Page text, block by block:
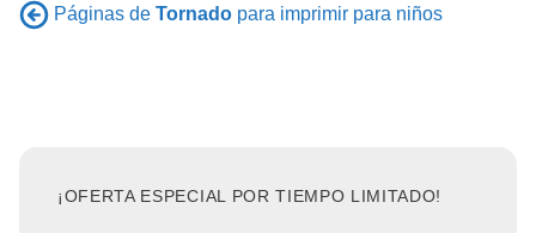
Páginas de Tornado para imprimir para niños
¡OFERTA ESPECIAL POR TIEMPO LIMITADO!